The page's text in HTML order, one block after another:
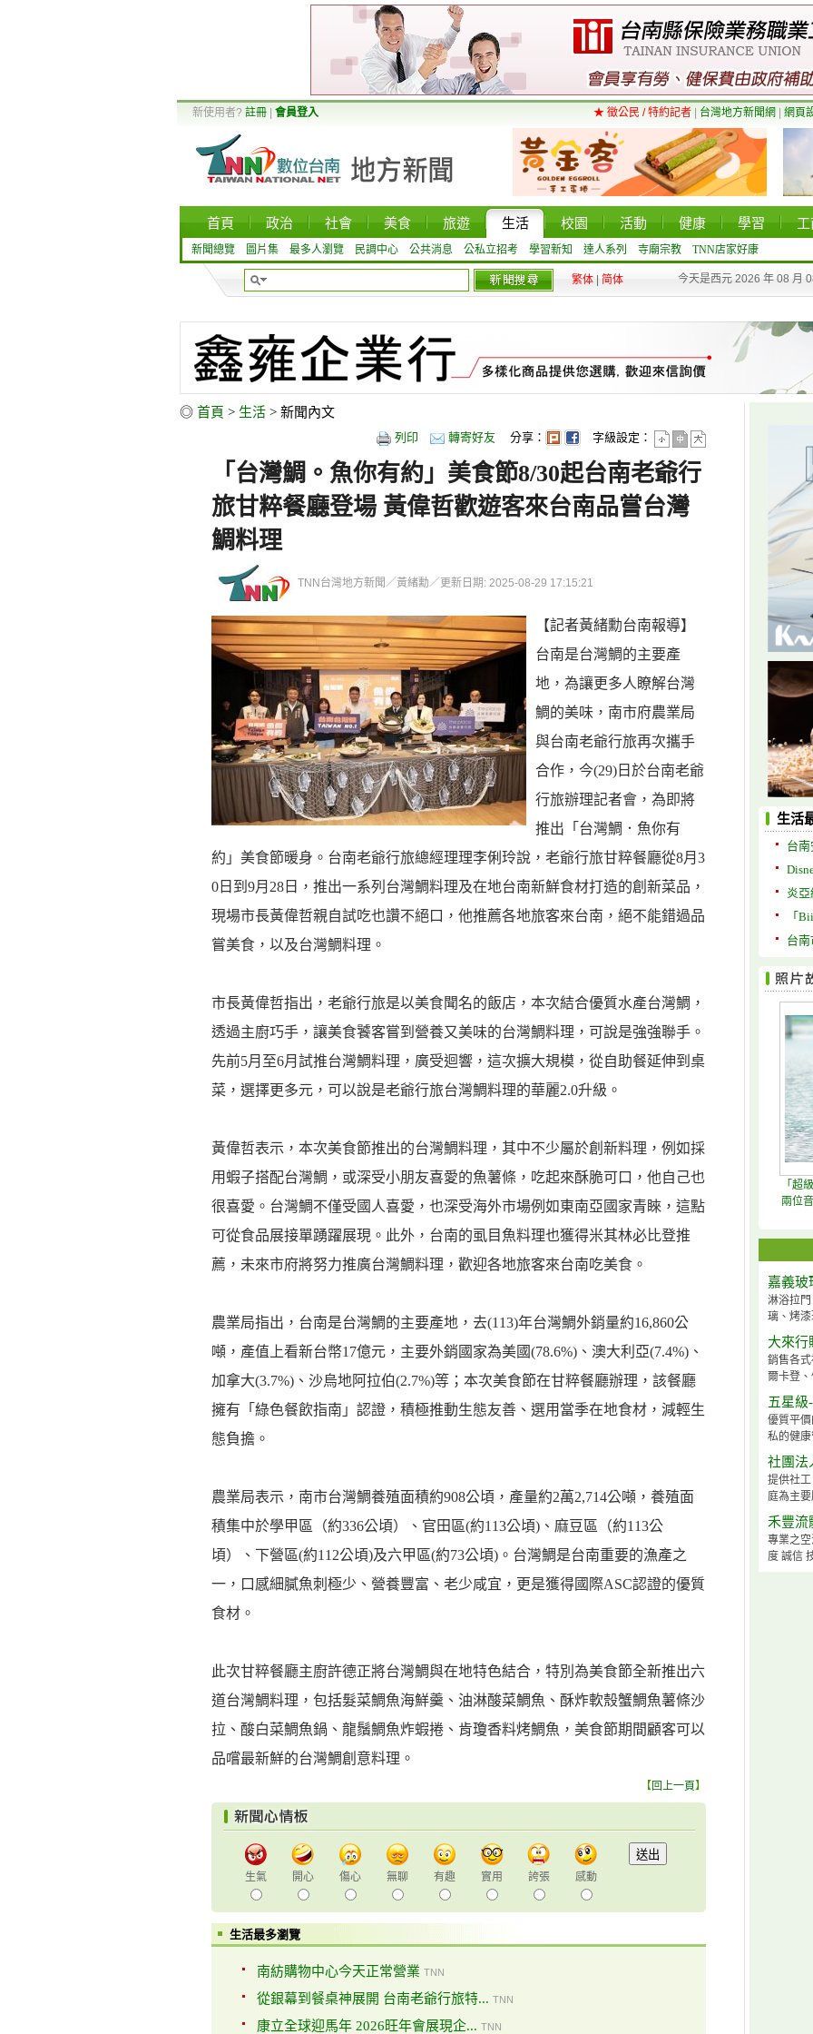
新使用者? 註冊 會員登入 ★ 徵公民 / 特約記者 台灣地方新聞網 網頁
首頁 政治 社會 美食 旅遊 生活 校園 活動 健康 學習 工
新聞總覽 圖片集 最多人瀏覽 民調中心 公共消息 公私立招考 學習新知 達人系列 寺廟宗教 TNN店家好康
繁体 简体 今天是西元 2026 年 08 月
◎ 首頁 > 生活 > 新聞內文
列印 轉寄好友 分享： 字級設定：
「台灣鯛。魚你有約」美食節8/30起台南老爺行
旅甘粹餐廳登場 黃偉哲歡遊客來台南品嘗台灣
鯛料理
TNN台灣地方新聞／黃緒勳／更新日期: 2025-08-29 17:15:21
【記者黃緒勳台南報導】
台南是台灣鯛的主要產
地，為讓更多人瞭解台灣
鯛的美味，南市府農業局
與台南老爺行旅再次攜手
合作，今(29)日於台南老爺
行旅辦理記者會，為即將
推出「台灣鯛．魚你有
約」美食節暖身。台南老爺行旅總經理理李俐玲說，老爺行旅甘粹餐廳從8月3
0日到9月28日，推出一系列台灣鯛料理及在地台南新鮮食材打造的創新菜品，
現場市長黃偉哲親自試吃也讚不絕口，他推薦各地旅客來台南，絕不能錯過品
嘗美食，以及台灣鯛料理。
市長黃偉哲指出，老爺行旅是以美食聞名的飯店，本次結合優質水產台灣鯛，
透過主廚巧手，讓美食饕客嘗到營養又美味的台灣鯛料理，可說是強強聯手。
先前5月至6月試推台灣鯛料理，廣受迴響，這次擴大規模，從自助餐延伸到桌
菜，選擇更多元，可以說是老爺行旅台灣鯛料理的華麗2.0升級。
黃偉哲表示，本次美食節推出的台灣鯛料理，其中不少屬於創新料理，例如採
用蝦子搭配台灣鯛，或深受小朋友喜愛的魚薯條，吃起來酥脆可口，他自己也
很喜愛。台灣鯛不僅受國人喜愛，也深受海外市場例如東南亞國家青睞，這點
可從食品展接單踴躍展現。此外，台南的虱目魚料理也獲得米其林必比登推
薦，未來市府將努力推廣台灣鯛料理，歡迎各地旅客來台南吃美食。
農業局指出，台南是台灣鯛的主要產地，去(113)年台灣鯛外銷量約16,860公
噸，產值上看新台幣17億元，主要外銷國家為美國(78.6%)、澳大利亞(7.4%)、
加拿大(3.7%)、沙烏地阿拉伯(2.7%)等；本次美食節在甘粹餐廳辦理，該餐廳
擁有「綠色餐飲指南」認證，積極推動生態友善、選用當季在地食材，減輕生
態負擔。
農業局表示，南市台灣鯛養殖面積約908公頃，產量約2萬2,714公噸，養殖面
積集中於學甲區（約336公頃）、官田區(約113公頃)、麻豆區（約113公
頃）、下營區(約112公頃)及六甲區(約73公頃)。台灣鯛是台南重要的漁產之
一，口感細膩魚刺極少、營養豐富、老少咸宜，更是獲得國際ASC認證的優質
食材。
此次甘粹餐廳主廚許德正將台灣鯛與在地特色結合，特別為美食節全新推出六
道台灣鯛料理，包括髮菜鯛魚海鮮羹、油淋酸菜鯛魚、酥炸軟殼蟹鯛魚薯條沙
拉、酸白菜鯛魚鍋、龍鬚鯛魚炸蝦捲、肯瓊香料烤鯛魚，美食節期間顧客可以
品嚐最新鮮的台灣鯛創意料理。
【回上一頁】
生氣 開心 傷心 無聊 有趣 實用 誇張 感動
生活最多瀏覽
南紡購物中心今天正常營業 TNN
從銀幕到餐桌神展開 台南老爺行旅特... TNN
康立全球迎馬年 2026旺年會展現企... TNN
生活
台
炎
「
台
「超
兩位
嘉義玻
淋浴拉
璃、烤
大來行
銷售各
爾卡登
五星級
優質平
私的健
社團法
提供社
庭為主
禾豐流
專業之
度 誠信